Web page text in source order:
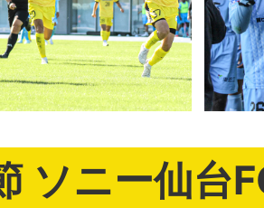
ソニー仙台